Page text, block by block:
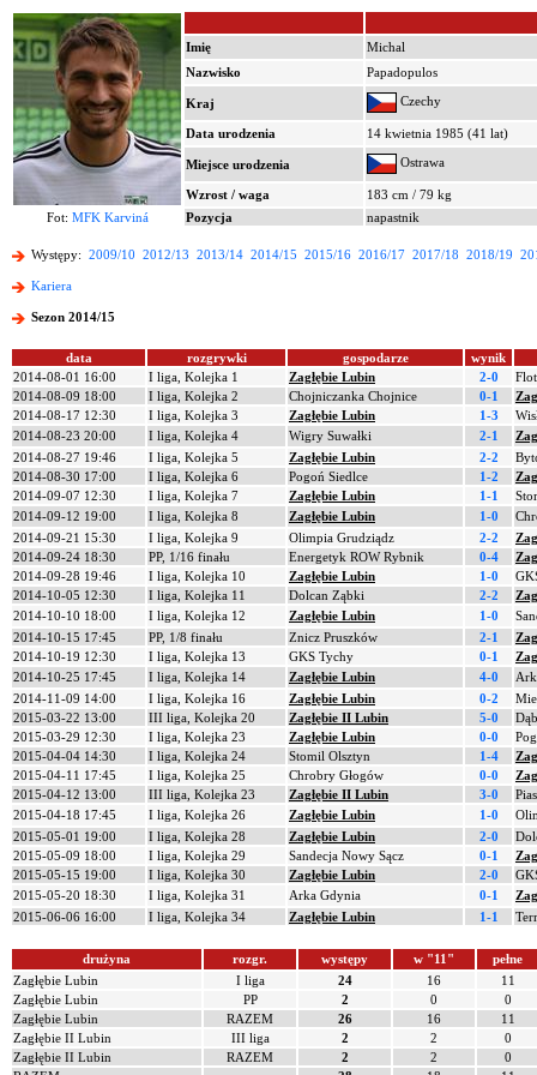
Imię
Michal
Nazwisko
Papadopulos
Kraj Czechy
Data urodzenia 14 kwietnia 1985 (41 lat)
Miejsce urodzenia Ostrawa
Wzrost / waga
183 cm / 79 kg
Fot: MFK Karviná Pozycja napastnik
Występy: 2009/10 2012/13 2013/14 2014/15 2015/16 2016/17 2017/18 2018/19
Kariera
Sezon 2014/15
data rozgrywki gospodarze
wynik
2014-08-01 16:00
I liga, Kolejka 1 Zagłębie Lubin 2-0
2014-08-09 18:00
I liga, Kolejka 2 Chojniczanka Chojnice 0-1
2014-08-17 12:30
I liga, Kolejka 3 Zagłębie Lubin 1-3
2014-08-23 20:00
I liga, Kolejka 4 Wigry Suwałki 2-1
2014-08-27 19:46
I liga, Kolejka 5 Zagłębie Lubin 2-2
2014-08-30 17:00
I liga, Kolejka 6 Pogoń Siedlce 1-2
2014-09-07 12:30
I liga, Kolejka 7 Zagłębie Lubin 1-1
2014-09-12 19:00
I liga, Kolejka 8 Zagłębie Lubin 1-0
2014-09-21 15:30
I liga, Kolejka 9 Olimpia Grudziądz 2-2
2014-09-24 18:30
PP, 1/16 finału Energetyk ROW Rybnik 0-4
2014-09-28 19:46
I liga, Kolejka 10 Zagłębie Lubin 1-0
2014-10-05 12:30
I liga, Kolejka 11 Dolcan Ząbki 2-2
2014-10-10 18:00
I liga, Kolejka 12 Zagłębie Lubin 1-0
2014-10-15 17:45
PP, 1/8 finału Znicz Pruszków 2-1
2014-10-19 12:30
I liga, Kolejka 13 GKS Tychy 0-1
2014-10-25 17:45
I liga, Kolejka 14 Zagłębie Lubin 4-0
2014-11-09 14:00
I liga, Kolejka 16 Zagłębie Lubin 0-2
2015-03-22 13:00
III liga, Kolejka 20 Zagłębie II Lubin 5-0
2015-03-29 12:30
I liga, Kolejka 23 Zagłębie Lubin 0-0
2015-04-04 14:30
I liga, Kolejka 24 Stomil Olsztyn 1-4
2015-04-11 17:45
I liga, Kolejka 25 Chrobry Głogów 0-0
2015-04-12 13:00
III liga, Kolejka 23 Zagłębie II Lubin 3-0
2015-04-18 17:45
I liga, Kolejka 26 Zagłębie Lubin 1-0
2015-05-01 19:00
I liga, Kolejka 28 Zagłębie Lubin 2-0
2015-05-09 18:00
I liga, Kolejka 29 Sandecja Nowy Sącz 0-1
2015-05-15 19:00
I liga, Kolejka 30 Zagłębie Lubin 2-0
2015-05-20 18:30
I liga, Kolejka 31 Arka Gdynia 0-1
2015-06-06 16:00
I liga, Kolejka 34 Zagłębie Lubin 1-1
drużyna rozgr. występy w "11"
pełne
Zagłębie Lubin
I liga 24 16
11
Zagłębie Lubin
PP 2 0
0
Zagłębie Lubin
RAZEM 26 16
11
Zagłębie II Lubin
III liga 2 2
0
Zagłębie II Lubin
RAZEM 2 2
0